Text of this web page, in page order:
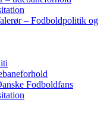
– Fodboldpolitik og
Fodboldfans